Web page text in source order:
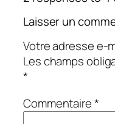
Laisser un
Votre adresse e-
Les champs
*
Commentaire*